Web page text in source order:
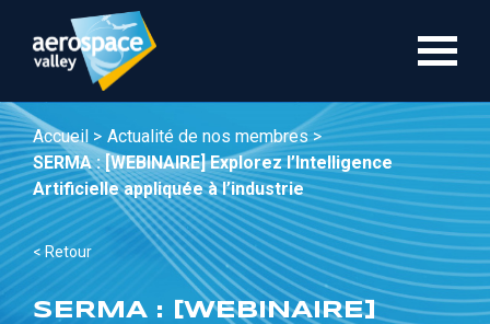
contenu
Accueil > Actualité de nos membres >
SERMA : [WEBINAIRE] Explorez l’Intelligence
Artificielle appliquée à l’industrie
< Retour
SERMA : [WEBINAIRE]